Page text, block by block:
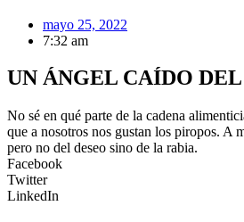
mayo 25, 2022
7:32 am
UN ÁNGEL CAÍDO
No sé en qué parte de la cadena
que a nosotros nos gustan los piropos. A
pero no del deseo sino de la rabia.
Facebook
Twitter
LinkedIn